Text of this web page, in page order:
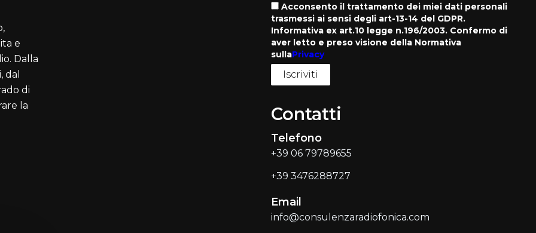
e
Dalla
dal
di
la
Acconsento il trattamento dei miei dati personali
trasmessi ai sensi degli art-13-14 del GDPR.
Informativa ex art.10 legge n.196/2003. Confermo di
aver letto e preso visione della Normativa
sullaPrivacy
Contatti
Telefono
+39 06 79789655
+39 3476288727
Email
info@consulenzaradiofonica.com